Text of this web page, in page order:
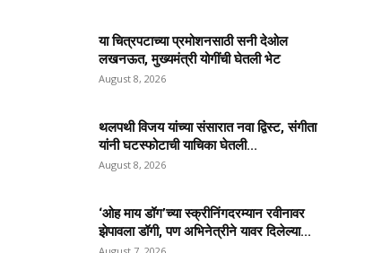
या चित्रपटाच्या प्रमोशनसाठी सनी देओल
लखनऊत, मुख्यमंत्री योगींची घेतली भेट
August 8, 2026
थलपथी विजय यांच्या संसारात नवा द्विस्ट, संगीता
यांनी घटस्फोटाची याचिका घेतली...
August 8, 2026
‘ओह माय डॉग’च्या स्क्रीनिंगदरम्यान रवीनावर
झेपावला डॉगी, पण अभिनेत्रीने यावर दिलेल्या...